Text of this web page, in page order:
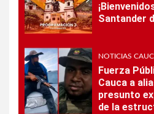
Santander
NOTICIAS
Fuerza
Cauca a
presunto
de la